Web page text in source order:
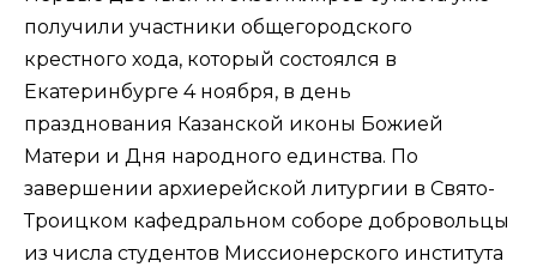
получили участники общегородского
крестного хода, который состоялся в
Екатеринбурге 4 ноября, в день
празднования Казанской иконы Божией
Матери и Дня народного единства. По
завершении архиерейской литургии в Свято-
Троицком кафедральном соборе добровольцы
из числа студентов Миссионерского института